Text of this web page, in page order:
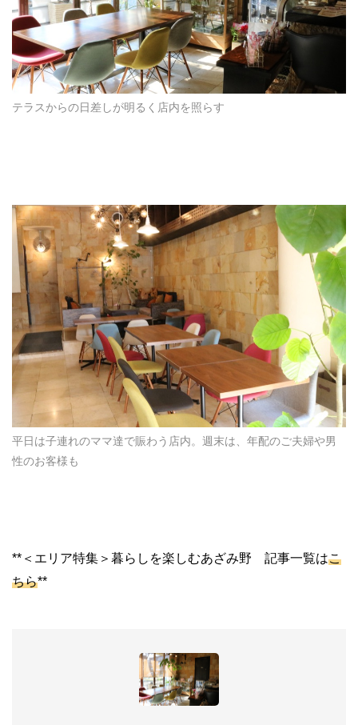
テラスからの日差しが明るく店内を照らす
平日は子連れのママ達で賑わう店内。週末は、年配のご夫婦や男
性のお客様も
**＜エリア特集＞暮らしを楽しむあざみ野 記事一覧はこ
ちら**